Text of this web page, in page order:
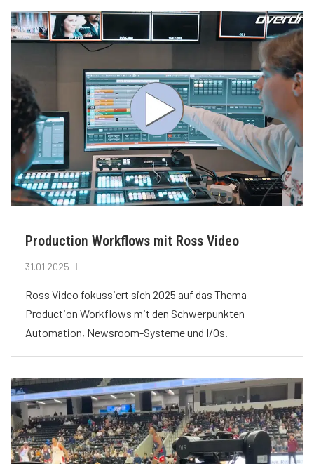
Production Workflows mit Ross Video
31.01.2025
Ross Video fokussiert sich 2025 auf das Thema
Production Workflows mit den Schwerpunkten
Automation, Newsroom-Systeme und I/Os.